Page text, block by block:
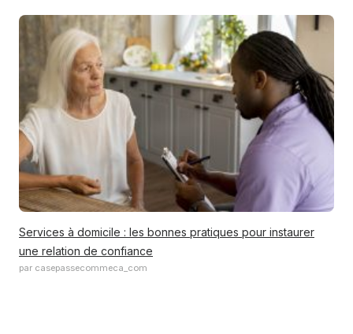
Services à domicile : les bonnes pratiques pour instaurer
une relation de confiance
par casepassecommeca_com